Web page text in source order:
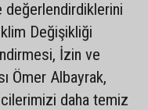
Değişikliği
İzin ve
Ömer Albayrak,
daha temiz